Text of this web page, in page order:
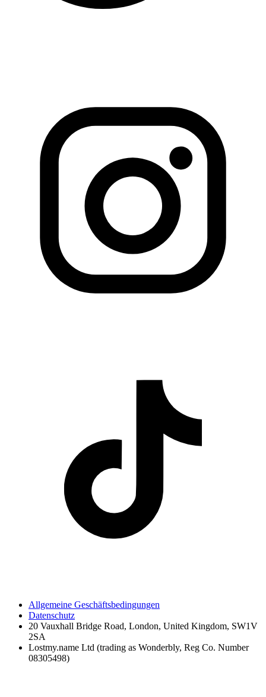
Allgemeine Geschäftsbedingungen
Datenschutz
20 Vauxhall Bridge Road, London, United Kingdom, SW1V
2SA
Lostmy.name Ltd (trading as Wonderbly, Reg Co. Number
08305498)